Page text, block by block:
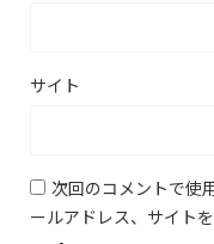
サイト
次回のコメントで使
ールアドレス、サイトを